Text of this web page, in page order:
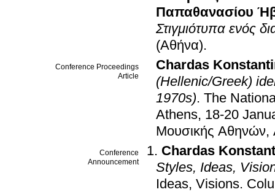
Παπαθανασίου
Στιγμιότυπα ενός
(Αθήνα).
Conference Proceedings
Article
Chardas
(Hellenic/Greek)
1970s). The
Athens, 18-20
Μουσικής
Conference
Announcement
Chardas
Styles, Ideas,
Ideas, Visions.